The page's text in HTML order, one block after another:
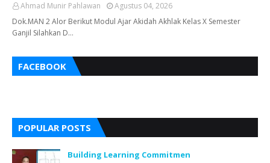
Ahmad Munir Pahlawan
Agustus 04, 2026
Dok.MAN 2 Alor Berikut Modul Ajar Akidah Akhlak Kelas X Semester
Ganjil Silahkan D…
FACEBOOK
POPULAR POSTS
Building Learning Commitmen